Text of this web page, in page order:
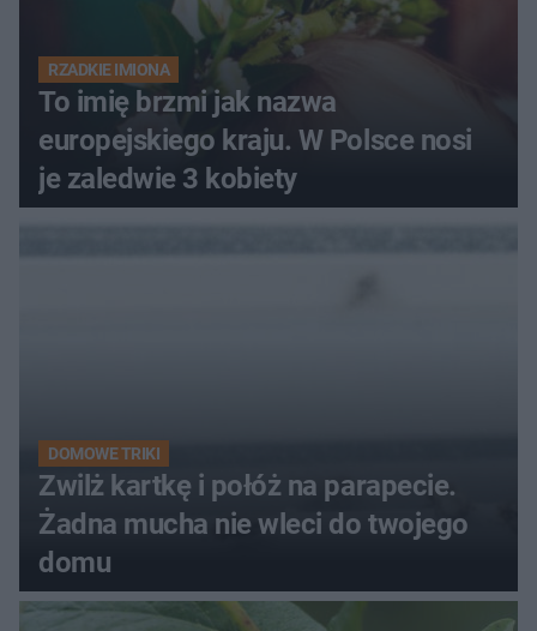
RZADKIE IMIONA
To imię brzmi jak nazwa
europejskiego kraju. W Polsce nosi
je zaledwie 3 kobiety
DOMOWE TRIKI
Zwilż kartkę i połóż na parapecie.
Żadna mucha nie wleci do twojego
domu